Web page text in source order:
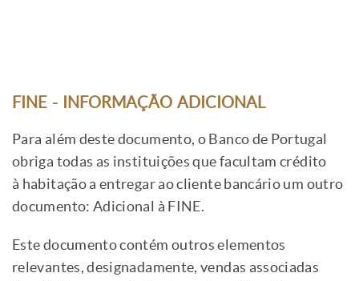
FINE - INFORMAÇÃO ADICIONAL
Para além deste documento, o Banco de Portugal
obriga todas as instituições que facultam crédito
à habitação a entregar ao cliente bancário um outro
documento: Adicional à FINE.
Este documento contém outros elementos
relevantes, designadamente, vendas associadas